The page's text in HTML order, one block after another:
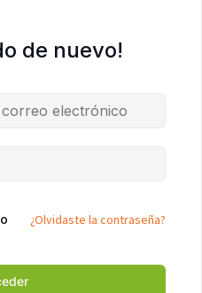
de nuevo!
¿Olvidaste la contraseña?